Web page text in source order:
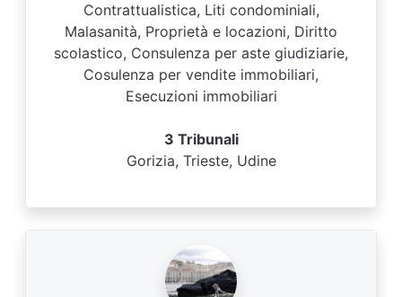
Contrattualistica, Liti condominiali,
Malasanità, Proprietà e locazioni, Diritto
scolastico, Consulenza per aste giudiziarie,
Cosulenza per vendite immobiliari,
Esecuzioni immobiliari
3 Tribunali
Gorizia, Trieste, Udine